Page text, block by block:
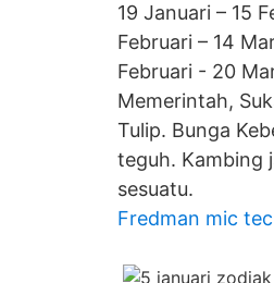
19 Januari – 15
Februari – 14
Februari - 20
Memerintah,
Tulip. Bunga
teguh. Kambing
sesuatu.
Fredman mic